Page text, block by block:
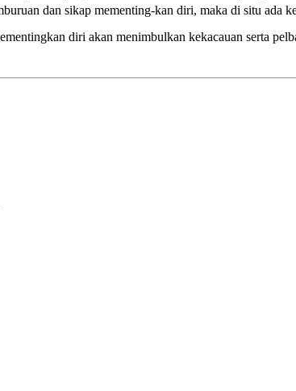
dan sikap mementing-kan diri, maka di situ ada
diri akan menimbulkan kekacauan serta